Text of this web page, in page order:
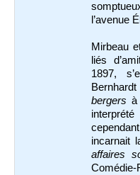
l’avenue
Mirbeau
liés
1897,
bergers à
incarnait
affaires